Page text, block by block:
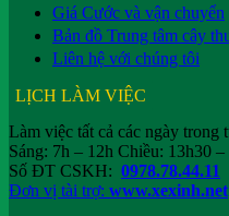
Giá Cước và vận chuyển
Bản đồ Trung tâm cây
Liên hệ với chúng tôi
LỊCH LÀM VIỆC
Làm việc tất cả các ngày trong
Sáng: 7h – 12h Chiều: 13h30 –
Số ĐT CSKH: 0978.78.44.11
Đơn vị tài trợ: www.xexinh.net